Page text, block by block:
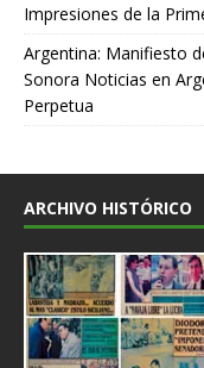
Impresiones de la
Argentina: Manifiesto
Sonora Noticias en
Perpetua
ARCHIVO HISTÓRICO